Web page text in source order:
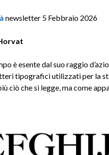
newsletter 5 Febbraio 2026
è esente dal suo raggio
tipografici utilizzati per la
ciò che si legge, ma come